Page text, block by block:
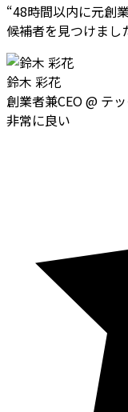
“48時間以内に元創
候補者を見つけまし
鈴木 彩花
創業者兼CEO@ テ
非常に良い